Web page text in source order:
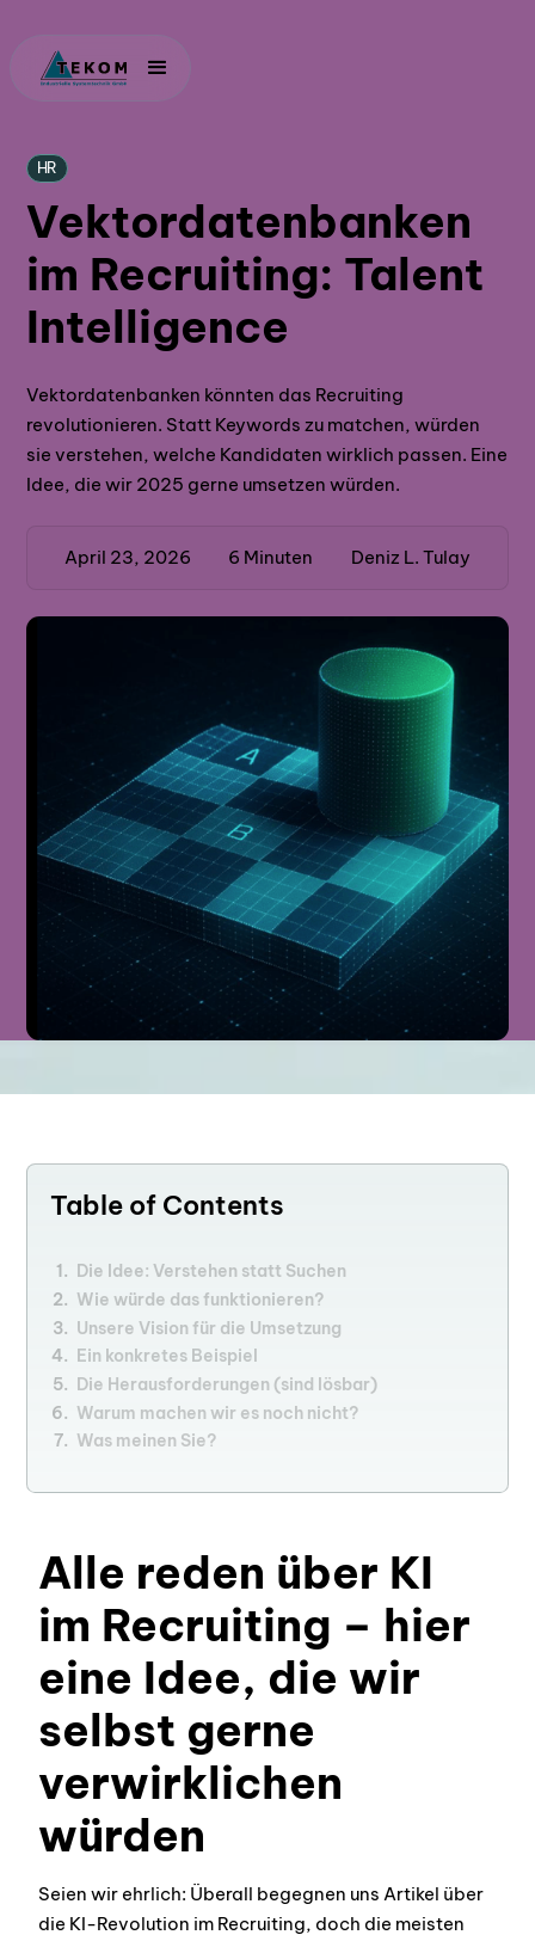
HR
Vektordatenbanken
im Recruiting: Talent
Intelligence
Vektordatenbanken könnten das Recruiting
revolutionieren. Statt Keywords zu matchen, würden
sie verstehen, welche Kandidaten wirklich passen. Eine
Idee, die wir 2025 gerne umsetzen würden.
April 23, 2026 6 Minuten Deniz L. Tulay
Table of Contents
Die Idee: Verstehen statt Suchen
Wie würde das funktionieren?
Unsere Vision für die Umsetzung
Ein konkretes Beispiel
Die Herausforderungen (sind lösbar)
Warum machen wir es noch nicht?
Was meinen Sie?
Alle reden über KI
im Recruiting – hier
eine Idee, die wir
selbst gerne
verwirklichen
würden
Seien wir ehrlich: Überall begegnen uns Artikel über
die KI-Revolution im Recruiting, doch die meisten